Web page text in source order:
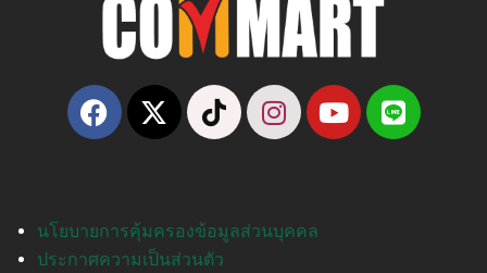
นโยบายการคุ้มครองข้อมูลส่วนบุคคล
ประกาศความเป็นส่วนตัว